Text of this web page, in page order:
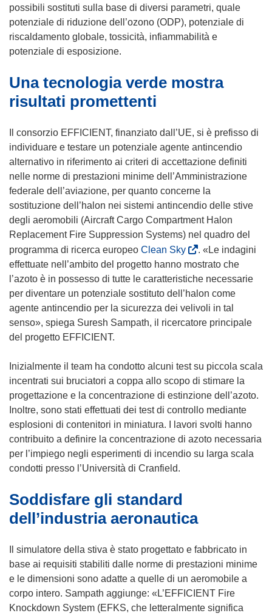
s
i
a
p
e
n
n
a
n
u
o
v
a
f
i
n
e
s
t
r
a
possibili sostituti sulla base di diversi parametri, quale
potenziale di riduzione dell’ozono (ODP), potenziale di
riscaldamento globale, tossicità, infiammabilità e
potenziale di esposizione.
Una tecnologia verde mostra
risultati promettenti
Il consorzio EFFICIENT, finanziato dall’UE, si è prefisso di
individuare e testare un potenziale agente antincendio
alternativo in riferimento ai criteri di accettazione definiti
nelle norme di prestazioni minime dell’Amministrazione
federale dell’aviazione, per quanto concerne la
sostituzione dell’halon nei sistemi antincendio delle stive
degli aeromobili (Aircraft Cargo Compartment Halon
Replacement Fire Suppression Systems) nel quadro del
programma di ricerca europeo Clean Sky(
s
i
a
p
r
n
u
n
a
n
u
o
n
s
t
r
a
)
. «Le indagini
effettuate nell’ambito del progetto hanno mostrato che
l’azoto è in possesso di tutte le caratteristiche necessarie
per diventare un potenziale sostituto dell’halon come
agente antincendio per la sicurezza dei velivoli in tal
senso», spiega Suresh Sampath, il ricercatore principale
del progetto EFFICIENT.
Inizialmente il team ha condotto alcuni test su piccola scala
incentrati sui bruciatori a coppa allo scopo di stimare la
progettazione e la concentrazione di estinzione dell’azoto.
Inoltre, sono stati effettuati dei test di controllo mediante
esplosioni di contenitori in miniatura. I lavori svolti hanno
contribuito a definire la concentrazione di azoto necessaria
per l’impiego negli esperimenti di incendio su larga scala
condotti presso l’Università di Cranfield.
Soddisfare gli standard
dell’industria aeronautica
Il simulatore della stiva è stato progettato e fabbricato in
base ai requisiti stabiliti dalle norme di prestazioni minime
e le dimensioni sono adatte a quelle di un aeromobile a
corpo intero. Sampath aggiunge: «L’EFFICIENT Fire
Knockdown System (EFKS, che letteralmente significa